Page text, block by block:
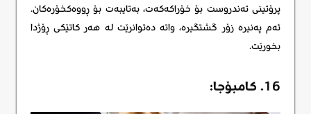
پرۆتینی تەندروست بۆ خۆراکەکەت، بەتایبەت بۆ ڕووەکخۆرەکان.
ئەم پەنیرە زۆر گشتگیرە، واتە دەتوانرێت لە هەر کاتێکی ڕۆژدا
بخورێت.
16. کامبۆجا: